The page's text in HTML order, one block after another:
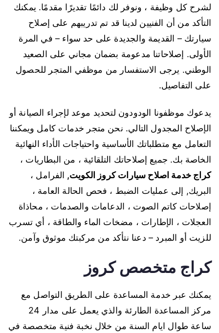
لشرح كل وظيفة ، ونوفر لك دائمًا تقديرًا مقدمًا. يمكنك
التأكد من أن الفنيين لدينا قد تم تدريبهم على إصلاح
سيارتك – القديمة والجديدة على حد سواء – في المرة
الأولى. إصلاحاتنا مدعومة بضمان مجاني على الصعيد
الوطني. يرجى الاستفسار من موظفي المتجر للحصول
على التفاصيل.
يدعوك موظفونا الودودون لتحديد موعد لإجراء الصيانة أو
الإصلاح المجدول التالي. نحن متجر خدمات كامل ويمكننا
التعامل مع متطلباتك الأساسية واحتياجات الأداء النهائية
الخاصة بك. جميع إصلاحاتك التلقائية ، من البطاريات ،
كراج خدمة اصلاح سيارات كروز الكويت, الفرامل ،
البريك, إلى عمليات الضبط ، فحص الحالة العامة ،
إصلاحات كاتم الصوت ، الدعامات والصدمات ، محاذاة
العجلات ، الإطارات ، مضخات الماء والطاقة ، أي تسرب
للزيت أو المبرد – دعنا نتأكد من مركبتك موثوق وآمن.
كراج متخصص كروز
يمكنك عبر خدمة المساعدة على الطريق التواصل مع
مركز المساعدة الطارئة والذي يعمل على مدار 24
ساعة طوال ايام السنة من خلال نخبة فنية متخصصة في